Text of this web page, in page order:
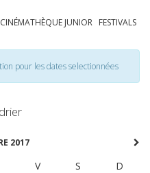
JUNIOR FESTIVALS
pour les dates selectionnées
2017
V S
D